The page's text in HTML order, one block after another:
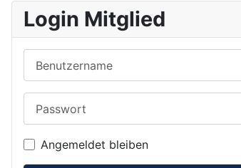
Login Mitglied
Angemeldet bleiben